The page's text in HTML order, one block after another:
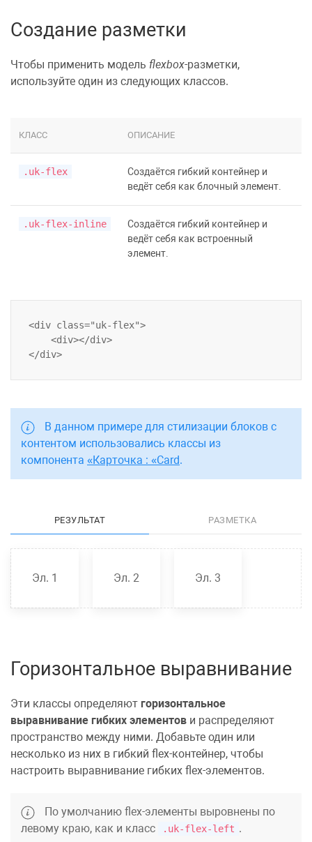
Создание разметки
Чтобы применить модель flexbox-разметки,
используйте один из следующих классов.
КЛАСС ОПИСАНИЕ
.uk-flex
Создаётся гибкий контейнер и
ведёт себя как блочный элемент.
.uk-flex-inline
Создаётся гибкий контейнер и
ведёт себя как встроенный
элемент.
<div class="uk-flex">
    <div></div>
В данном примере для стилизации блоков с
контентом использовались классы из
компонента
Карточка : Card.
РЕЗУЛЬТАТ РАЗМЕТКА
Эл. 1 Эл. 2 Эл. 3
Горизонтальное выравнивание
Эти классы определяют горизонтальное
выравнивание гибких элементов и распределяют
пространство между ними. Добавьте один или
несколько из них в гибкий flex-контейнер, чтобы
настроить выравнивание гибких flex-элементов.
По умолчанию flex-элементы выровнены по
левому краю, как и класс
.uk-flex-left .